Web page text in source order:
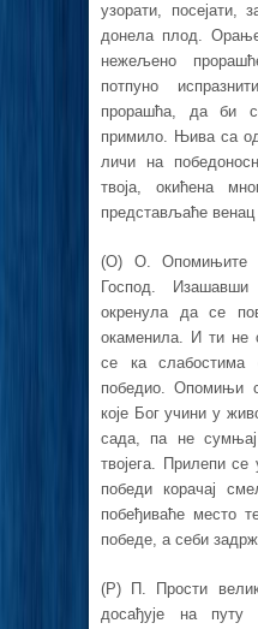
узорати, посејати,
донела плод.
нежељено
потпуно
прорашћа, да би
примило. Њива са
личи на
твоја, окићена
представљаће
(O) О. Опомињите
Господ.
окренула да се
окаменила. И ти не
се ка слабостима
победио. Опомињи
које Бог учини у
сада, па не
твојега. Прилепи
победи корачај
побеђиваће место
победе, а себи
(P) П. Прости
досађује на